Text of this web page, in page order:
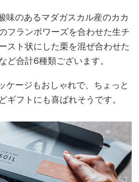
味のあるマダガスカル産のカカ
フランボワーズを合わせた生チ
スト状にした栗を混ぜ合わせた
ど合計6種類ございます。
ケージもおしゃれで、ちょっと
ギフトにも喜ばれそうです。